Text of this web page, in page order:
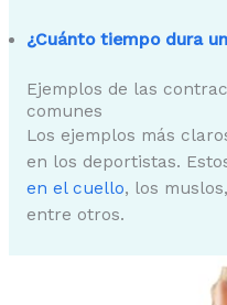
¿Cuánto tiempo dura
Ejemplos de las
comunes
Los ejemplos más
en los deportistas.
en el cuello, los
entre otros.